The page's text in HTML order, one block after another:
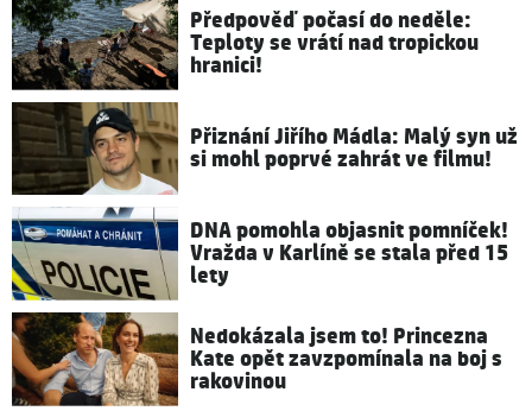
Předpověď počasí do neděle:
Teploty se vrátí nad tropickou
hranici!
Přiznání Jiřího Mádla: Malý syn už
si mohl poprvé zahrát ve filmu!
DNA pomohla objasnit pomníček!
Vražda v Karlíně se stala před 15
lety
Nedokázala jsem to! Princezna
Kate opět zavzpomínala na boj s
rakovinou